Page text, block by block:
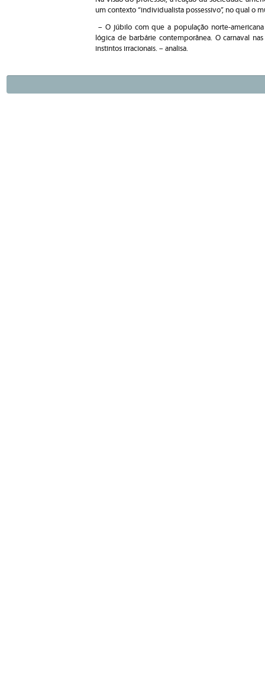
um contexto “individualista possessivo”, no qual o
– O júbilo com que a população norte-
lógica de barbárie contemporânea. O carnaval
instintos irracionais. – analisa.